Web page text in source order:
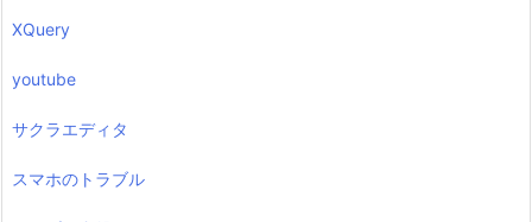
XQuery
youtube
サクラエディタ
スマホのトラブル